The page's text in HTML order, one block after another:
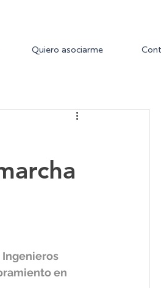
Quiero asociarme
Ingenieros
en